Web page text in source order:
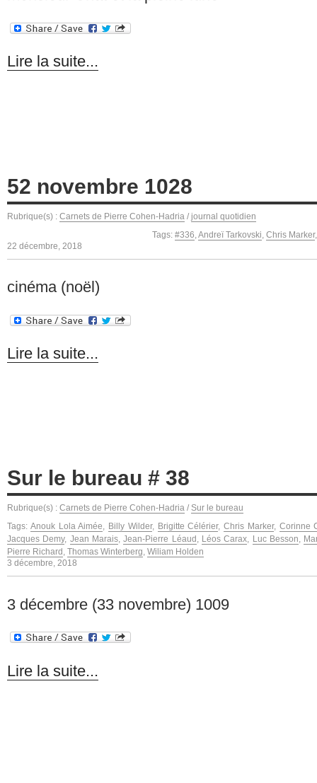
Lire la suite...
52 novembre 1028
Rubrique(s) : Carnets de Pierre Cohen-Hadria / journal quotidien
Tags: #336 Andreï Tarkovski Chris Marker
22 décembre, 2018
cinéma (noël)
Lire la suite...
Sur le bureau # 38
Rubrique(s) : Carnets de Pierre Cohen-Hadria / Sur le bureau
Tags: Anouk Lola Aimée, Billy Wilder, Brigitte Célérier, Chris Marker, Corinne
Jacques Demy, Jean Marais,Jean-Pierre Léaud , Léos Carax, Luc Besson,
Pierre Richard , Thomas Winterberg, Wiliam Holden
3 décembre, 2018
3 décembre (33 novembre) 1009
Lire la suite...